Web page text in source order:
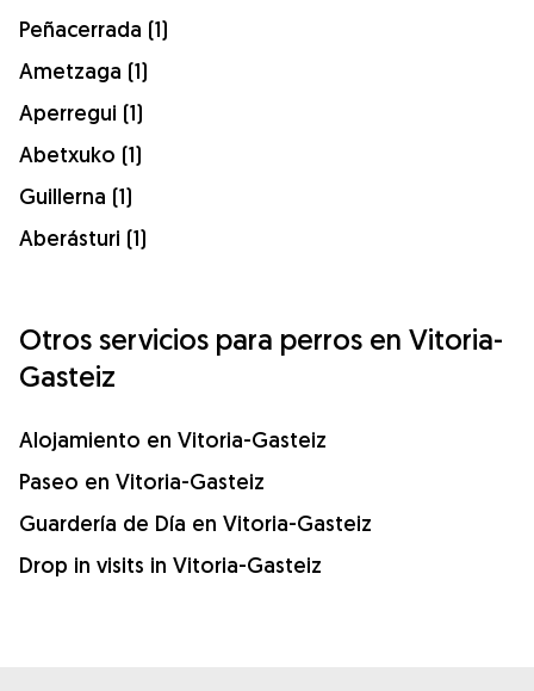
Peñacerrada (1)
Ametzaga (1)
Aperregui (1)
Abetxuko (1)
Guillerna (1)
Aberásturi (1)
Otros servicios para perros en Vitoria-
Gasteiz
Alojamiento en Vitoria-Gasteiz
Paseo en Vitoria-Gasteiz
Guardería de Día en Vitoria-Gasteiz
Drop in visits in Vitoria-Gasteiz